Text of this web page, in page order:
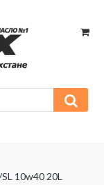
10w40 20L